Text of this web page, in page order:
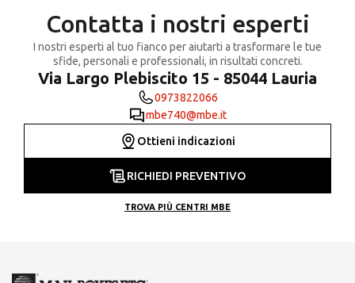
Contatta i nostri esperti
I nostri esperti al tuo fianco per aiutarti a trasformare le tue
sfide, personali e professionali, in risultati concreti.
Via Largo Plebiscito 15 - 85044 Lauria
0973822066
mbe740@mbe.it
Ottieni indicazioni
RICHIEDI PREVENTIVO
TROVA PIÙ CENTRI MBE